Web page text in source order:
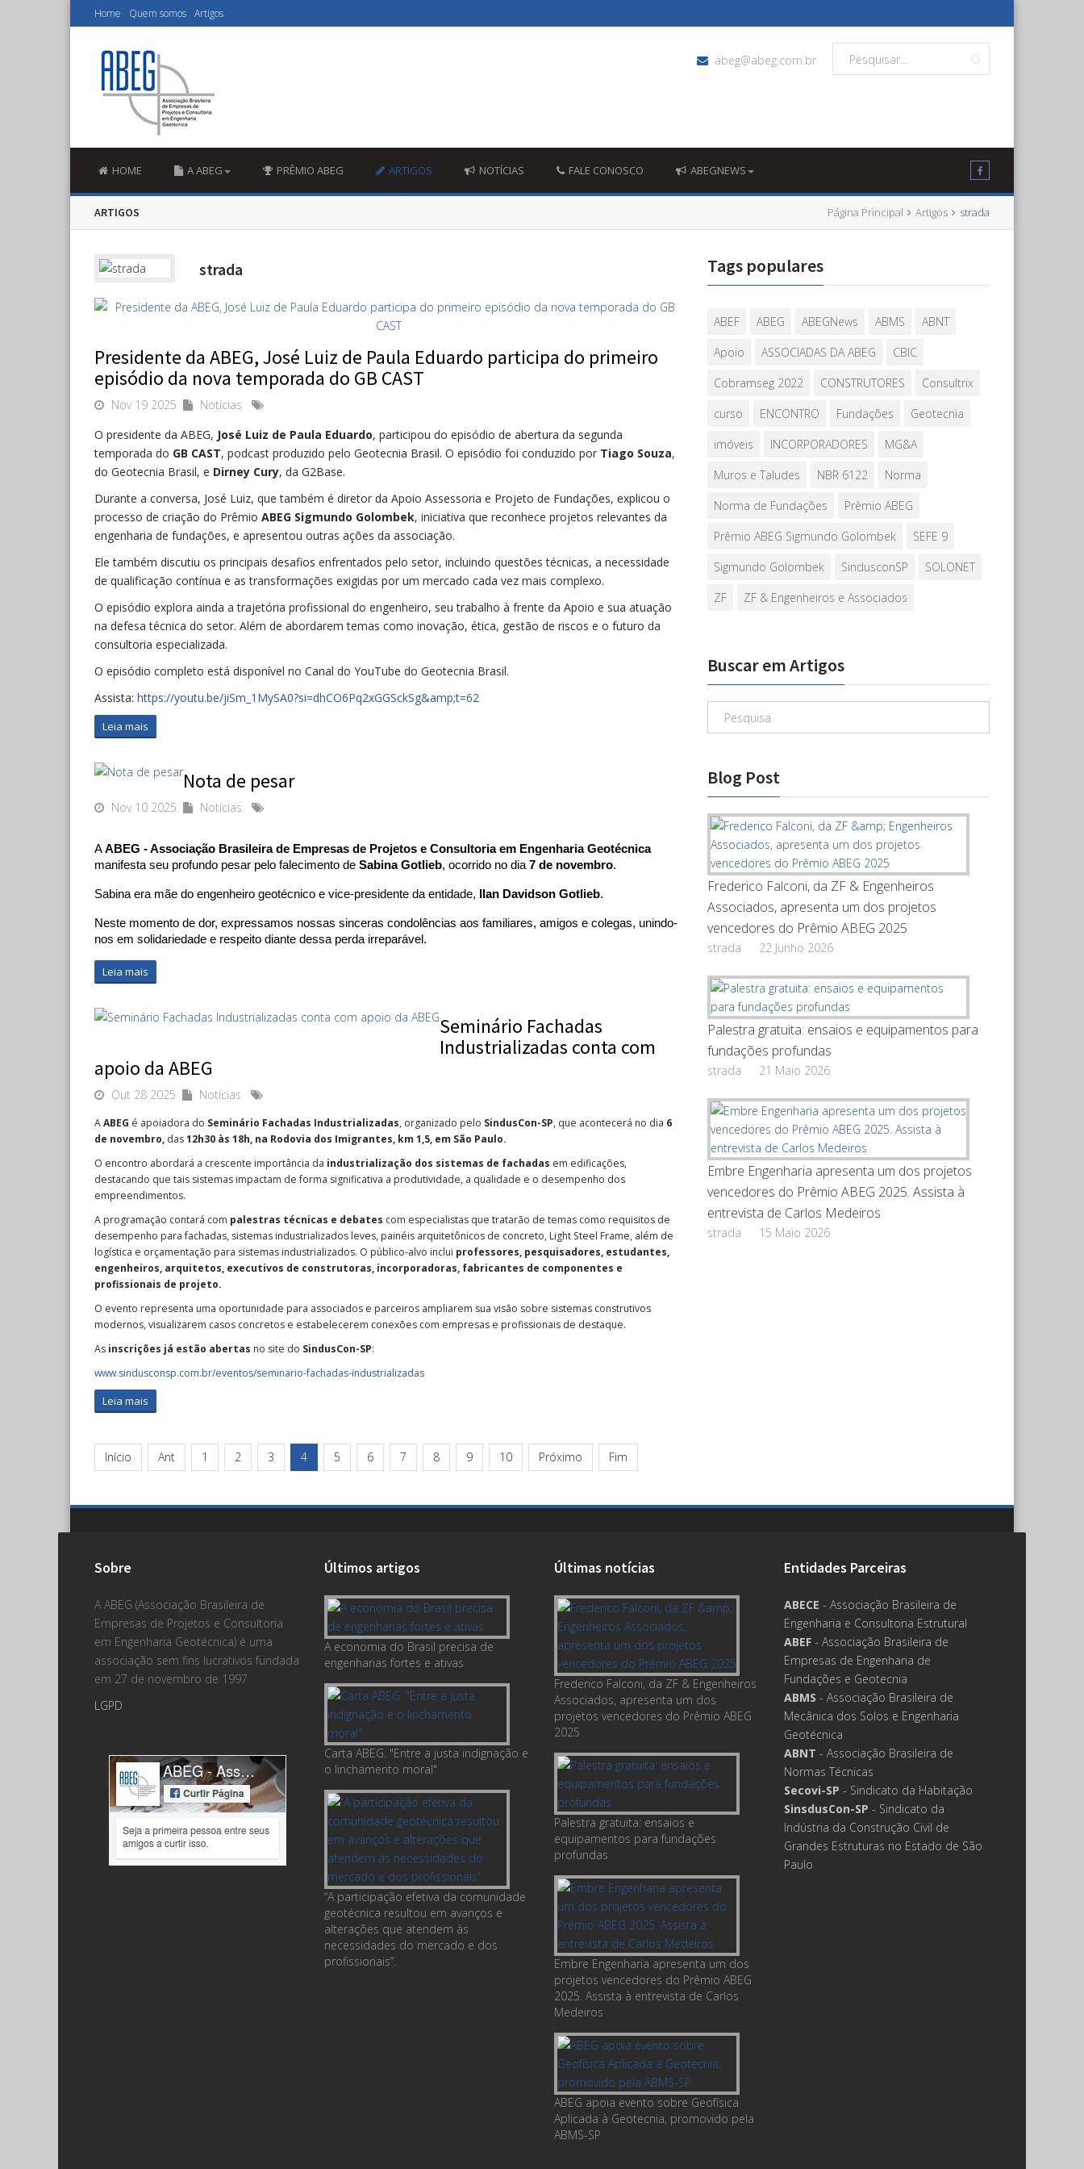
Home Quem somos Artigos
abeg@abeg.com.br
HOME A ABEG PRÊMIO ABEG ARTIGOS NOTÍCIAS FALE CONOSCO ABEGNEWS
ARTIGOS Página Principal Artigos strada
strada
Presidente da ABEG, José Luiz de Paula Eduardo participa do primeiro
episódio da nova temporada do GB CAST
Nov 19 2025
Notícias
O presidente da ABEG, José Luiz de Paula Eduardo, participou do episódio de abertura da segunda
temporada do GB CAST, podcast produzido pelo Geotecnia Brasil. O episódio foi conduzido por Tiago Souza,
do Geotecnia Brasil, e Dirney Cury, da G2Base.
Durante a conversa, José Luiz, que também é diretor da Apoio Assessoria e Projeto de Fundações, explicou o
processo de criação do Prêmio ABEG Sigmundo Golombek, iniciativa que reconhece projetos relevantes da
engenharia de fundações, e apresentou outras ações da associação.
Ele também discutiu os principais desafios enfrentados pelo setor, incluindo questões técnicas, a necessidade
de qualificação contínua e as transformações exigidas por um mercado cada vez mais complexo.
O episódio explora ainda a trajetória profissional do engenheiro, seu trabalho à frente da Apoio e sua atuação
na defesa técnica do setor. Além de abordarem temas como inovação, ética, gestão de riscos e o futuro da
consultoria especializada.
O episódio completo está disponível no Canal do YouTube do Geotecnia Brasil.
Assista: https://youtu.be/jiSm_1MySA0?si=dhCO6Pq2xGGSckSg&amp;t=62
Leia mais
Nota de pesar
Nov 10 2025 Notícias
A ABEG - Associação Brasileira de Empresas de Projetos e Consultoria em Engenharia Geotécnica
manifesta seu profundo pesar pelo falecimento de Sabina Gotlieb, ocorrido no dia 7 de novembro.
Sabina era mãe do engenheiro geotécnico e vice-presidente da entidade, Ilan Davidson Gotlieb.
Neste momento de dor, expressamos nossas sinceras condolências aos familiares, amigos e colegas, unindo-
nos em solidariedade e respeito diante dessa perda irreparável.
Leia mais
Seminário Fachadas
Industrializadas conta com
apoio da ABEG
Out 28 2025 Notícias
AABEG é apoiadora do Seminário Fachadas Industrializadas, organizado pelo SindusCon-SP, que acontecerá no dia 6
de novembro, das12h30 às 18h, na Rodovia dos Imigrantes, km 1,5, em São Paulo.
O encontro abordará a crescente importância da industrialização dos sistemas de fachadas em edificações,
destacando que tais sistemas impactam de forma significativa a produtividade, a qualidade e o desempenho dos
empreendimentos.
A programação contará com palestras técnicas e debates com especialistas que tratarão de temas como requisitos de
desempenho para fachadas, sistemas industrializados leves, painéis arquitetônicos de concreto, Light Steel Frame, além de
logística e orçamentação para sistemas industrializados. O público-alvo inclui professores, pesquisadores, estudantes,
engenheiros, arquitetos, executivos de construtoras, incorporadoras, fabricantes de componentes e
profissionais de projeto.
O evento representa uma oportunidade para associados e parceiros ampliarem sua visão sobre sistemas construtivos
modernos, visualizarem casos concretos e estabelecerem conexões com empresas e profissionais de destaque.
As inscrições já estão abertas no site do SindusCon-SP:
www.sindusconsp.com.br/eventos/seminario-fachadas-industrializadas
Leia mais
Início Ant 1 2 3 4 5 6 7 8 9 10 Próximo Fim
Tags populares
ABEF ABEG ABEGNews ABMS
ABNT
Apoio
ASSOCIADAS DA ABEG
CBIC
Cobramseg 2022
CONSTRUTORES
Consultrix
curso
ENCONTRO Fundações
Geotecnia
imóveis
INCORPORADORES
MG&A
Muros e Taludes
NBR 6122
Norma
Norma de Fundações
Prêmio ABEG
Prêmio ABEG Sigmundo Golombek
SEFE 9
Sigmundo Golombek
SindusconSP
SOLONET
ZF
ZF & Engenheiros e Associados
Buscar em Artigos
Blog Post
Frederico Falconi, da ZF & Engenheiros
Associados, apresenta um dos projetos
vencedores do Prêmio ABEG 2025
strada 22 Junho 2026
Palestra gratuita: ensaios e equipamentos para
fundações profundas
strada 21 Maio 2026
Embre Engenharia apresenta um dos projetos
vencedores do Prêmio ABEG 2025. Assista à
entrevista de Carlos Medeiros
strada 15 Maio 2026
Sobre
A ABEG (Associação Brasileira de
Empresas de Projetos e Consultoria
em Engenharia Geotécnica) é uma
associação sem fins lucrativos fundada
em 27 de novembro de 1997
LGPD
Últimos artigos
A economia do Brasil precisa de
engenharias fortes e ativas
Carta ABEG. "Entre a justa indignação e
o linchamento moral"
“A participação efetiva da comunidade
geotécnica resultou em avanços e
alterações que atendem às
necessidades do mercado e dos
profissionais”.
Últimas notícias
Frederico Falconi, da ZF & Engenheiros
Associados, apresenta um dos
projetos vencedores do Prêmio ABEG
2025
Palestra gratuita: ensaios e
equipamentos para fundações
profundas
Embre Engenharia apresenta um dos
projetos vencedores do Prêmio ABEG
2025. Assista à entrevista de Carlos
Medeiros
ABEG apoia evento sobre Geofísica
Aplicada à Geotecnia, promovido pela
ABMS-SP
Entidades Parceiras
ABECE - Associação Brasileira de
Engenharia e Consultoria Estrutural
ABEF - Associação Brasileira de
Empresas de Engenharia de
Fundações e Geotecnia
ABMS - Associação Brasileira de
Mecânica dos Solos e Engenharia
Geotécnica
ABNT - Associação Brasileira de
Normas Técnicas
Secovi-SP - Sindicato da Habitação
SinsdusCon-SP - Sindicato da
Indústria da Construção Civil de
Grandes Estruturas no Estado de São
Paulo